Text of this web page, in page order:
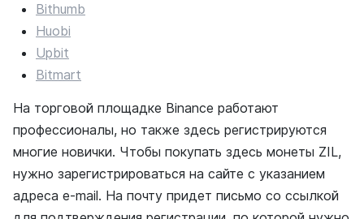
Bithumb
Huobi
Upbit
Bitmart
На торговой площадке Binance работают
профессионалы, но также здесь регистрируются
многие новички. Чтобы покупать здесь монеты ZIL,
нужно зарегистрироваться на сайте с указанием
адреса e-mail. На почту придет письмо со ссылкой